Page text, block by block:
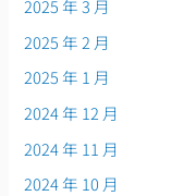
2025 年 3 月
2025 年 2 月
2025 年 1 月
2024 年 12 月
2024 年 11 月
2024 年 10 月